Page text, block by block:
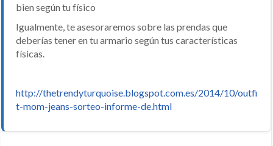
bien según tu físico
Igualmente, te asesoraremos sobre las prendas que
deberías tener en tu armario según tus características
físicas.
http://thetrendyturquoise.blogspot.com.es/2014/10/outfi
t-mom-jeans-sorteo-informe-de.html